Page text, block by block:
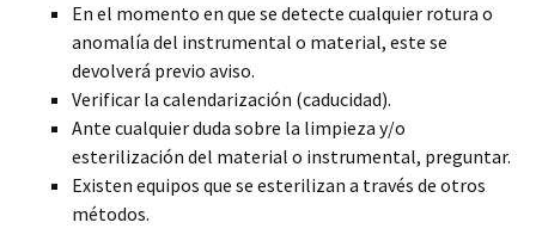
En el momento en que se detecte cualquier rotura o
anomalía del instrumental o material, este se
devolverá previo aviso.
Verificar la calendarización (caducidad).
Ante cualquier duda sobre la limpieza y/o
esterilización del material o instrumental, preguntar.
Existen equipos que se esterilizan a través de otros
métodos.